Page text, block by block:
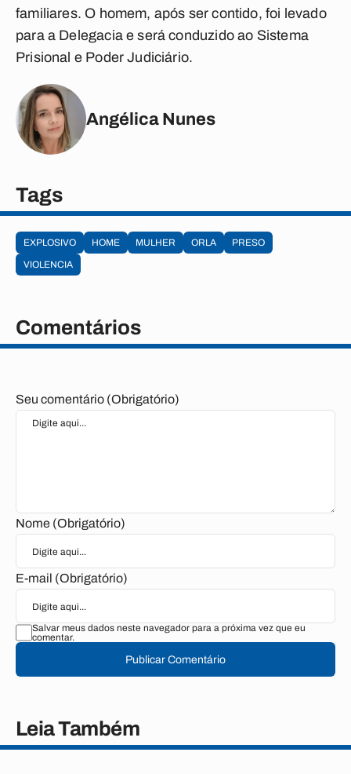
familiares. O homem, após ser contido, foi levado
para a Delegacia e será conduzido ao Sistema
Prisional e Poder Judiciário.
Angélica Nunes
Tags
EXPLOSIVO HOME MULHER ORLA
PRESO
VIOLENCIA
Comentários
Seu comentário (Obrigatório)
Nome (Obrigatório)
E-mail (Obrigatório)
Salvar meus dados neste navegador para a próxima vez que eu
comentar.
Publicar Comentário
Leia Também